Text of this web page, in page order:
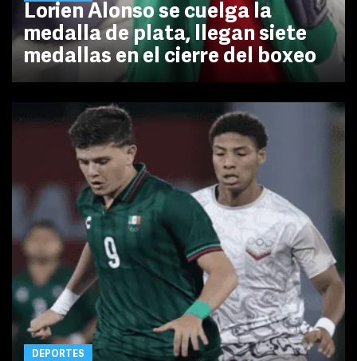
Lorien Alonso se cuelga la
medalla de plata, llegan siete
medallas en el cierre del boxeo
DEPORTES